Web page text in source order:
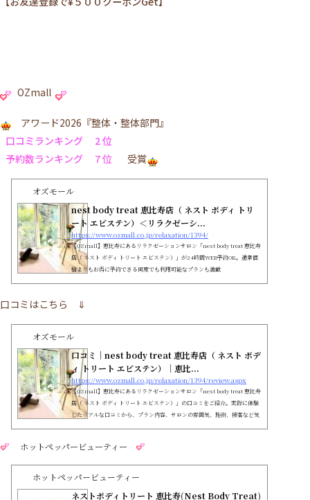
OZmall
アワード2026『整体・整体部門』
口コミランキング 2 位
予約数ランキング 7 位
受賞
オズモール
nest body treat 恵比寿店（ ネスト ボディ トリ
ート エビステン）＜リラクゼーシ...
https://www.ozmall.co.jp/relaxation/1394/
【OZmall】恵比寿にあるリラクゼーションサロン「nest body treat 恵比寿
店（ ネスト ボディ トリート エビステン）」が24時間WEB予約OK。通常価
格よりもお得に予約できる何度でも利用可能なプランも満載
口コミはこちら ⇓
オズモール
口コミ｜nest body treat 恵比寿店（ ネスト ボデ
ィ トリート エビステン）｜恵比...
https://www.ozmall.co.jp/relaxation/1394/review.aspx
【OZmall】恵比寿にあるリラクゼーションサロン「nest body treat 恵比寿
店（ ネスト ボディ トリート エビステン）」の口コミをご紹介。実際に体験
したリアルな口コミから、プラン内容、サロンの雰囲気、施術、接客など気
ホットペッパービューティー
ホットペッパービューティー
ネストボディトリート 恵比寿(Nest Body Treat)